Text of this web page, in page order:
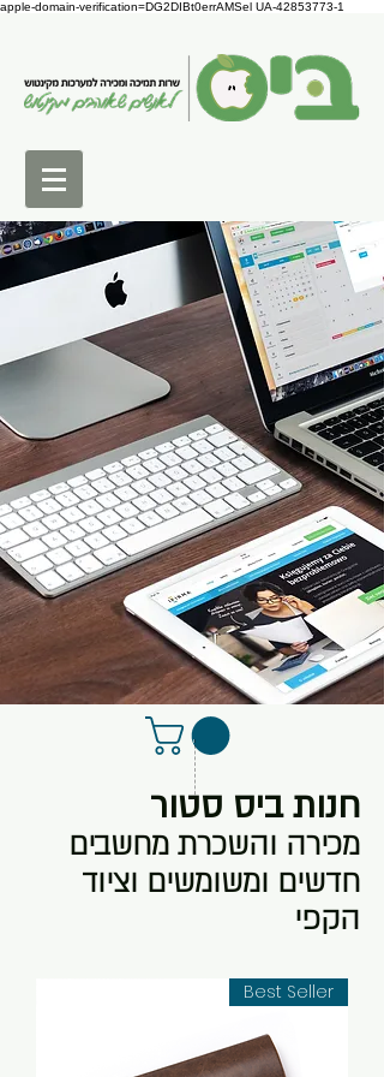
apple-domain-verification=DG2DIBt0errAMSel UA-42853773-1
חנות ביס סטור
מכירה והשכרת מחשבים
חדשים ומשומשים וציוד
הקפי
Best Seller